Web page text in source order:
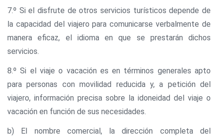
7.º Si el disfrute de otros servicios turísticos depende de
la capacidad del viajero para comunicarse verbalmente de
manera eficaz, el idioma en que se prestarán dichos
servicios.
8.º Si el viaje o vacación es en términos generales apto
para personas con movilidad reducida y, a petición del
viajero, información precisa sobre la idoneidad del viaje o
vacación en función de sus necesidades.
b) El nombre comercial, la dirección completa del